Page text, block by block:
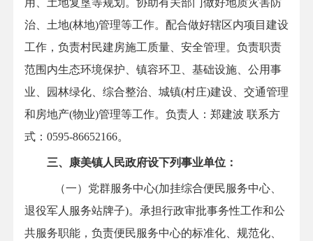
用、土地复垦等规划。协助有关部门做好地质灾害防
治、土地(林地)管理等工作。配合做好辖区内项目建设
工作，负责村民建房施工质量、安全管理。负责职责
范围内生态环境保护、镇容环卫、基础设施、公用事
业、园林绿化、综合整治、城镇(村庄)建设、交通管理
和房地产(物业)管理等工作。负责人： 郑建波 联系方
式：0595-86652166。
三、康美镇人民政府设下列事业单位：
（一） 党群服务中心(加挂综合便民服务中心、
退役军人服务站牌子)。承担行政审批事务性工作和公
共服务职能，负责便民服务中心的标准化、规范化、